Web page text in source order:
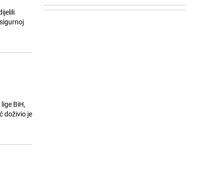
BiH,
doživio je